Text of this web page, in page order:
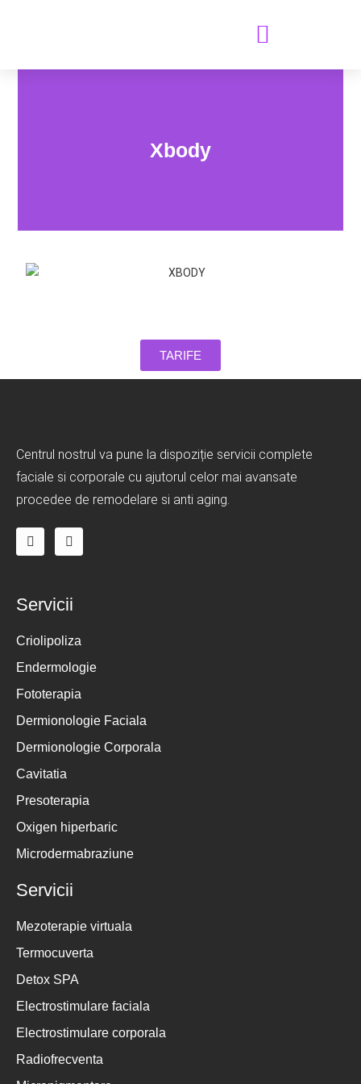
Xbody
TARIFE
Centrul nostrul va pune la dispoziție servicii complete
faciale si corporale cu ajutorul celor mai avansate
procedee de remodelare si anti aging.
Servicii
Criolipoliza
Endermologie
Fototerapia
Dermionologie Faciala
Dermionologie Corporala
Cavitatia
Presoterapia
Oxigen hiperbaric
Microdermabraziune
Servicii
Mezoterapie virtuala
Termocuverta
Detox SPA
Electrostimulare faciala
Electrostimulare corporala
Radiofrecventa